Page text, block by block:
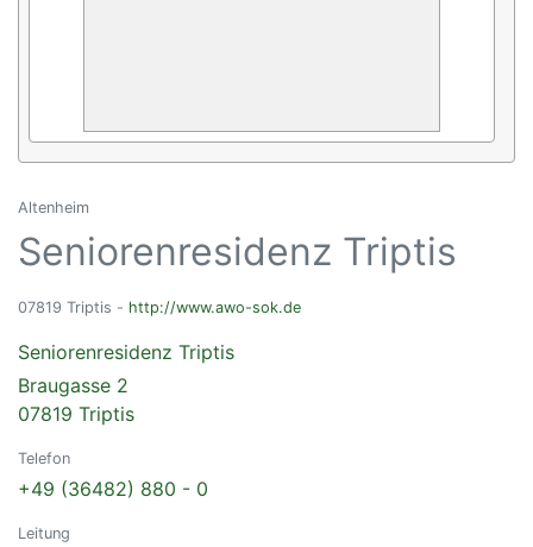
Altenheim
Seniorenresidenz Triptis
07819 Triptis - http://www.awo-sok.de
Seniorenresidenz Triptis
Braugasse 2
07819 Triptis
Telefon
+49 (36482) 880 - 0
Leitung